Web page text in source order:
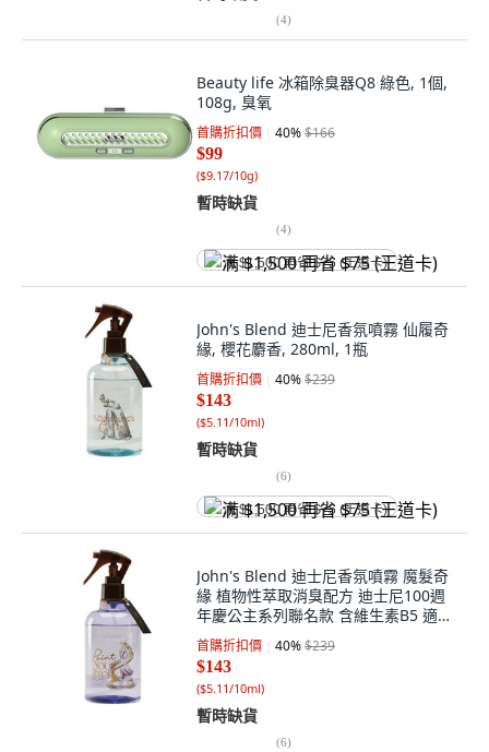
(4)
Beauty life 冰箱除臭器Q8 綠色, 1個,
108g, 臭氧
首購折扣價 40%$166
$99
($9.17/10g)
暫時缺貨
(4)
满 $1,500 再省 $75 (王道卡)
John's Blend 迪士尼香氛噴霧 仙履奇
緣, 櫻花麝香, 280ml, 1瓶
首購折扣價 40%$239
$143
($5.11/10ml)
暫時缺貨
(6)
满 $1,500 再省 $75 (王道卡)
John's Blend 迪士尼香氛噴霧 魔髮奇
緣 植物性萃取消臭配方 迪士尼100週
年慶公主系列聯名款 含維生素B5 適用
於頭髮和身體肌膚, 茉莉麝香, 280ml,
1瓶
首購折扣價 40%$239
$143
($5.11/10ml)
暫時缺貨
(6)